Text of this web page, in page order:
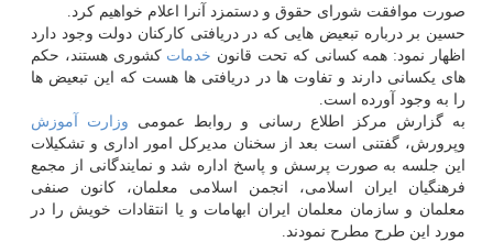
صورت موافقت شورای حقوق و دستمزد آنرا اعلام خواهیم كرد.
حسین بر درباره تبعیض هایی كه در دریافتی كاركنان دولت وجود دارد
اظهار نمود: همه كسانی كه تحت قانون خدمات كشوری هستند، حكم
های یكسانی دارند و تفاوت ها در دریافتی ها هست كه این تبعیض ها
را به وجود آورده است.
به گزارش مركز اطلاع رسانی و روابط عمومی وزارت
آموزش
وپرورش، گفتنی است بعد از سخنان مدیركل امور اداری و تشكیلات
این جلسه به صورت پرسش و پاسخ اداره شد و نمایندگانی از مجمع
فرهنگیان ایران اسلامی، انجمن اسلامی معلمان، كانون صنفی
معلمان و سازمان معلمان ایران ابهامات و یا انتقادات خویش را در
مورد این طرح مطرح نمودند.